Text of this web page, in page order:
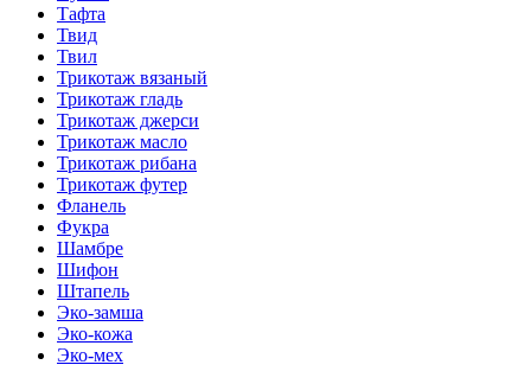
Тафта
Твид
Твил
Трикотаж вязаный
Трикотаж гладь
Трикотаж джерси
Трикотаж масло
Трикотаж рибана
Трикотаж футер
Фланель
Фукра
Шамбре
Шифон
Штапель
Эко-замша
Эко-кожа
Эко-мех